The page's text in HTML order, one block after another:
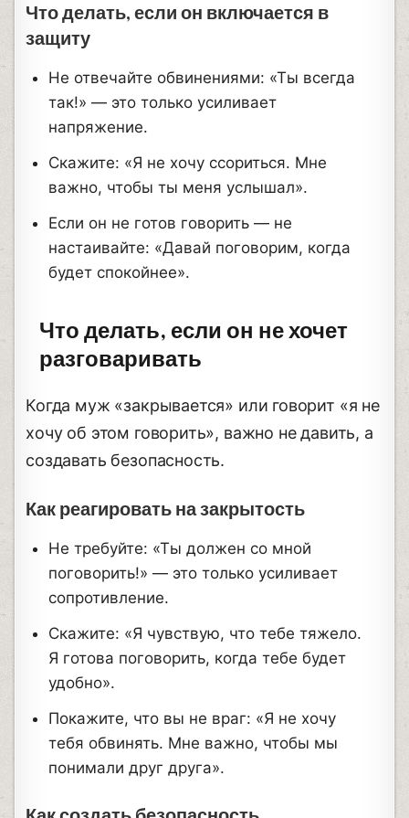
Что делать, если он включается в
защиту
Не отвечайте обвинениями: «Ты всегда
так!» — это только усиливает
напряжение.
Скажите: «Я не хочу ссориться. Мне
важно, чтобы ты меня услышал».
Если он не готов говорить — не
настаивайте: «Давай поговорим, когда
будет спокойнее».
Что делать, если он не хочет
разговаривать
Когда муж «закрывается» или говорит «я не
хочу об этом говорить», важно не давить, а
создавать безопасность.
Как реагировать на закрытость
Не требуйте: «Ты должен со мной
поговорить!» — это только усиливает
сопротивление.
Скажите: «Я чувствую, что тебе тяжело.
Я готова поговорить, когда тебе будет
удобно».
Покажите, что вы не враг: «Я не хочу
тебя обвинять. Мне важно, чтобы мы
понимали друг друга».